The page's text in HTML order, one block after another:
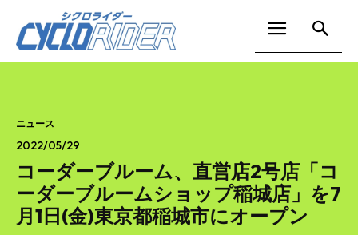
ニュース
2022/05/29
コーダーブルーム、直営店2号店「コ
ーダーブルームショップ稲城店」を7
月1日(金)東京都稲城市にオープン